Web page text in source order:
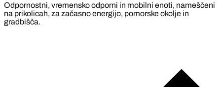
Odpornostni, vremensko odporni in mobilni enoti, nameščeni
na prikolicah, za začasno energijo, pomorske okolje in
gradbišča.